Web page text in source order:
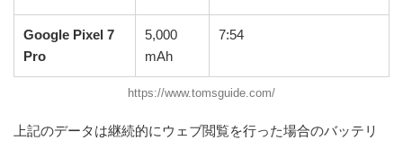
Google Pixel 7
Pro
5,000
mAh
7:54
https://www.tomsguide.com/
上記のデータは継続的にウェブ閲覧を行った場合のバッテリ